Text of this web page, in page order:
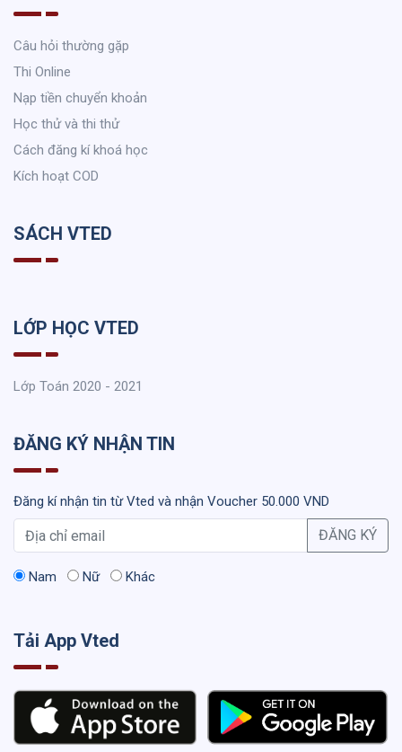
Câu hỏi thường gặp
Thi Online
Nạp tiền chuyển khoản
Học thử và thi thử
Cách đăng kí khoá học
Kích hoạt COD
SÁCH VTED
LỚP HỌC VTED
Lớp Toán 2020 - 2021
ĐĂNG KÝ NHẬN TIN
Đăng kí nhận tin từ Vted và nhận Voucher 50.000 VND
ĐĂNG KÝ
Nam Nữ Khác
Tải App Vted